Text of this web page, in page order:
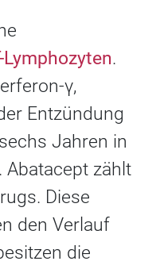
Lymphozyten.
γ,
Entzündung
Jahren in
Abatacept zählt
rugs. Diese
den Verlauf
die